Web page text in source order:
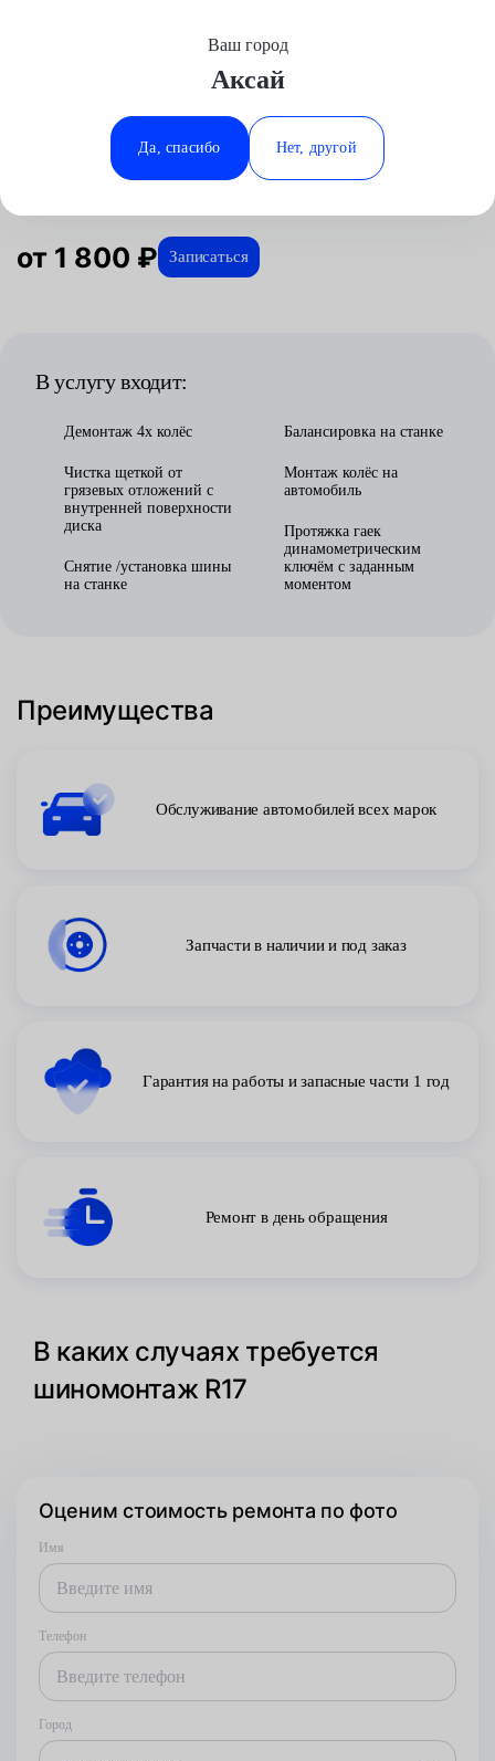
Минеральные Воды
Ростов-на-Дону
Ставрополь
Ваш город
Аксай
Да, спасибо Нет, другой
Автосервис
Шиномонтаж R17 в Аксае
от 1 800 ₽ Записаться
В услугу входит:
Демонтаж 4х колёс
Чистка щеткой от
грязевых отложений с
внутренней поверхности
диска
Снятие /установка шины
на станке
Балансировка на станке
Монтаж колёс на
автомобиль
Протяжка гаек
динамометрическим
ключём с заданным
моментом
Преимущества
Обслуживание автомобилей всех марок
Запчасти в наличии и под заказ
Гарантия на работы и запасные части 1 год
Ремонт в день обращения
В каких случаях требуется
шиномонтаж R17
Оценим стоимость ремонта по фото
Имя
Телефон
Город